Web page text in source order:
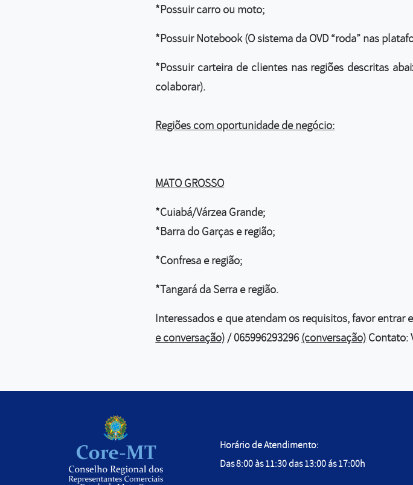
*Possuir carro ou moto;
*Possuir Notebook (O sistema da OVD “roda” nas
*Possuir carteira de clientes nas regiões descritas
colaborar).
Regiões com oportunidade de negócio:
MATO GROSSO
*Cuiabá/Várzea Grande;
*Barra do Garças e região;
*Confresa e região;
*Tangará da Serra e região.
Interessados e que atendam os requisitos, favor entrar
e conversação) /065996293296 (conversação) Contato:
Horário de Atendimento:
Das 8:00 às 11:30 das 13:00 ás 17:00h